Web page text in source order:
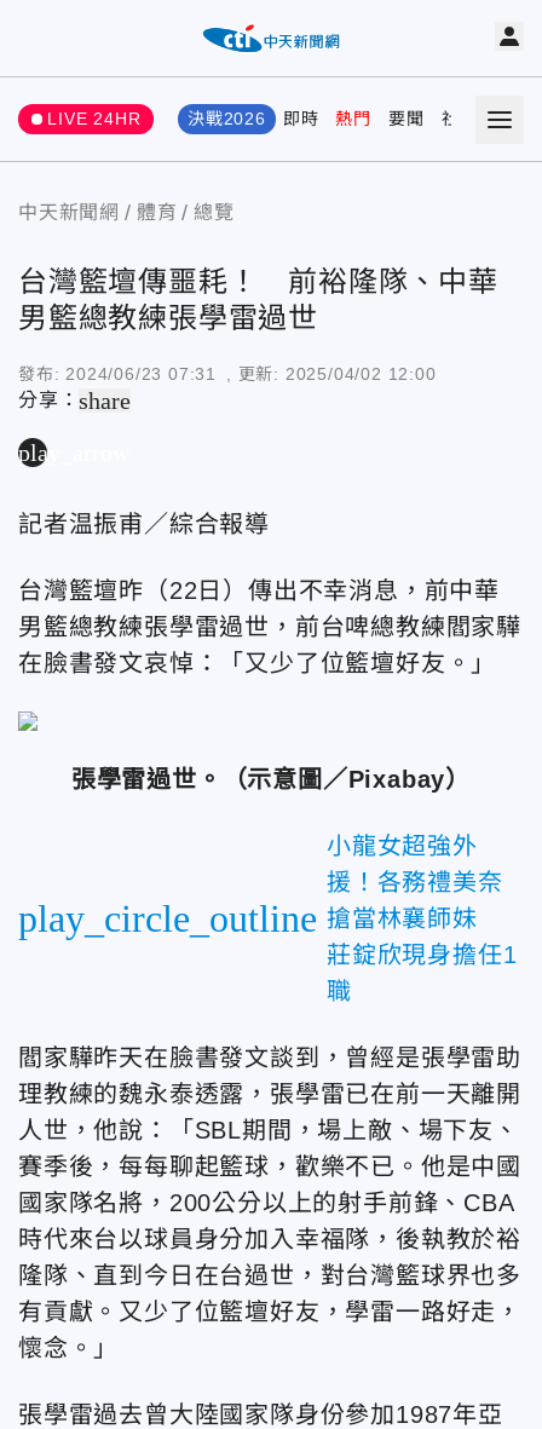
LIVE 24HR 決戰2026 即時 熱門 要聞 社會 娛樂
中天新聞網 體育 總覽
台灣籃壇傳噩耗！ 前裕隆隊、中華
男籃總教練張學雷過世
發布: 2024/06/23 07:31 , 更新: 2025/04/02 12:00
分享：share
play_arrow
記者温振甫／綜合報導
台灣籃壇昨（22日）傳出不幸消息，前中華
男籃總教練張學雷過世，前台啤總教練閻家驊
在臉書發文哀悼：「又少了位籃壇好友。」
張學雷過世。（示意圖／Pixabay）
play_circle_outline
小龍女超強外
援！各務禮美奈
搶當林襄師妹
莊錠欣現身擔任1
職
閻家驊昨天在臉書發文談到，曾經是張學雷助
理教練的魏永泰透露，張學雷已在前一天離開
人世，他說：「SBL期間，場上敵、場下友、
賽季後，每每聊起籃球，歡樂不已。他是中國
國家隊名將，200公分以上的射手前鋒、CBA
時代來台以球員身分加入幸福隊，後執教於裕
隆隊、直到今日在台過世，對台灣籃球界也多
有貢獻。又少了位籃壇好友，學雷一路好走，
懷念。」
張學雷過去曾大陸國家隊身份參加1987年亞